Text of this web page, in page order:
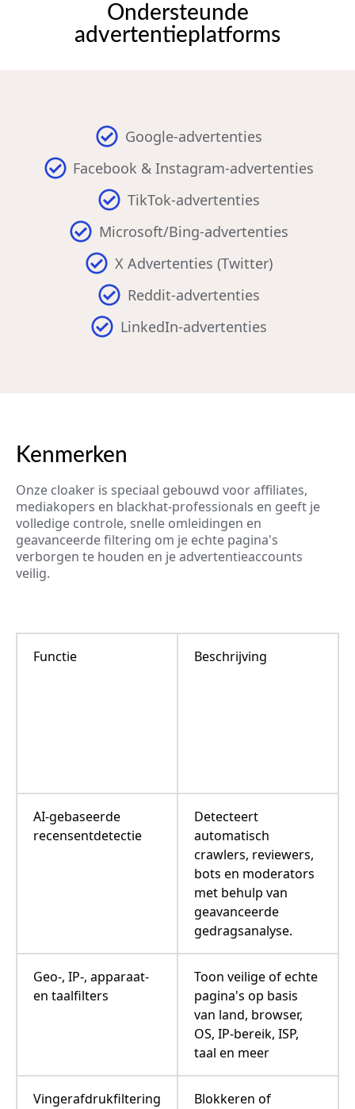
Ondersteunde
advertentieplatforms
Google-advertenties
Facebook & Instagram-advertenties
TikTok-advertenties
Microsoft/Bing-advertenties
X Advertenties (Twitter)
Reddit-advertenties
LinkedIn-advertenties
Kenmerken
Onze cloaker is speciaal gebouwd voor affiliates,
mediakopers en blackhat-professionals en geeft je
volledige controle, snelle omleidingen en
geavanceerde filtering om je echte pagina's
verborgen te houden en je advertentieaccounts
veilig.
Functie Beschrijving
AI-gebaseerde
recensentdetectie
Detecteert
automatisch
crawlers, reviewers,
bots en moderators
met behulp van
geavanceerde
gedragsanalyse.
Geo-, IP-, apparaat-
en taalfilters
Toon veilige of echte
pagina's op basis
van land, browser,
OS, IP-bereik, ISP,
taal en meer
Vingerafdrukfiltering
Blokkeren of